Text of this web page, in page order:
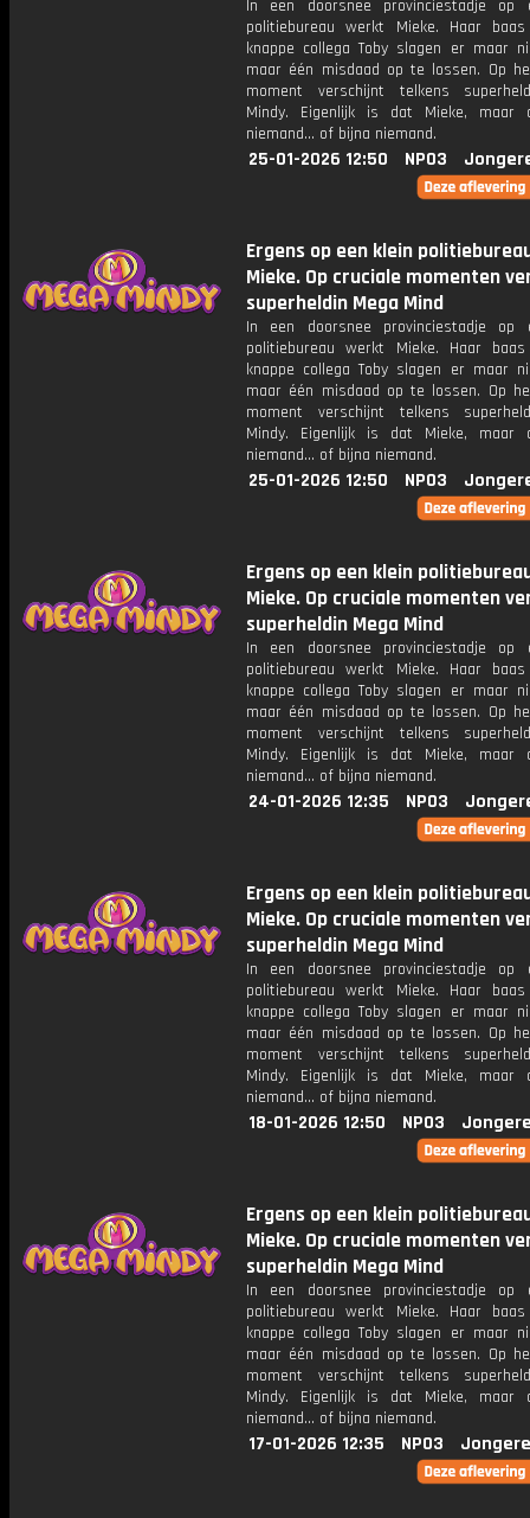
In een doorsnee provinciestadje op
politiebureau werkt Mieke. Haar
knappe collega Toby slagen er maar
maar één misdaad op te lossen. Op
moment verschijnt telkens
Mindy. Eigenlijk is dat Mieke, maar
niemand... of bijna niemand.
25-01-2026 12:50 NPO3
Ergens op een klein
Mieke. Op cruciale momenten
superheldin Mega Mind
In een doorsnee provinciestadje op
politiebureau werkt Mieke. Haar
knappe collega Toby slagen er maar
maar één misdaad op te lossen. Op
moment verschijnt telkens
Mindy. Eigenlijk is dat Mieke, maar
niemand... of bijna niemand.
25-01-2026 12:50 NPO3
Ergens op een klein
Mieke. Op cruciale momenten
superheldin Mega Mind
In een doorsnee provinciestadje op
politiebureau werkt Mieke. Haar
knappe collega Toby slagen er maar
maar één misdaad op te lossen. Op
moment verschijnt telkens
Mindy. Eigenlijk is dat Mieke, maar
niemand... of bijna niemand.
24-01-2026 12:35 NPO3
Ergens op een klein
Mieke. Op cruciale momenten
superheldin Mega Mind
In een doorsnee provinciestadje op
politiebureau werkt Mieke. Haar
knappe collega Toby slagen er maar
maar één misdaad op te lossen. Op
moment verschijnt telkens
Mindy. Eigenlijk is dat Mieke, maar
niemand... of bijna niemand.
18-01-2026 12:50 NPO3
Ergens op een klein
Mieke. Op cruciale momenten
superheldin Mega Mind
In een doorsnee provinciestadje op
politiebureau werkt Mieke. Haar
knappe collega Toby slagen er maar
maar één misdaad op te lossen. Op
moment verschijnt telkens
Mindy. Eigenlijk is dat Mieke, maar
niemand... of bijna niemand.
17-01-2026 12:35 NPO3